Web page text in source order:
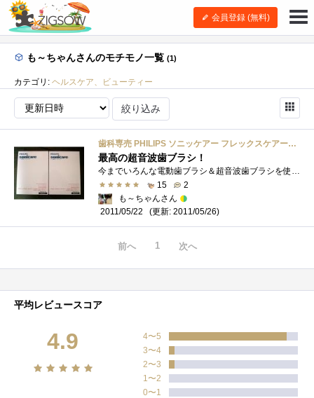
会員登録 (無料)
も～ちゃんさんのモチモノ一覧 (1)
カテゴリ: ヘルスケア、ビューティー
絞り込み
歯科専売 PHILIPS ソニッケアー フレックスケアープラス HX6942/14
最高の超音波歯ブラシ！
今までいろんな電動歯ブラシ＆超音波歯ブラシを使用してきましたが、やっぱり『ソニッケアー』が最高です。洗浄力が桁違いです。メチャメチ�...
15
2
も～ちゃんさん
2011/05/22
(更新: 2011/05/26)
前へ 1 次へ
平均レビュースコア
4.9
4〜5
3〜4
2〜3
1〜2
0〜1